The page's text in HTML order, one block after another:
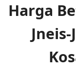
Harga